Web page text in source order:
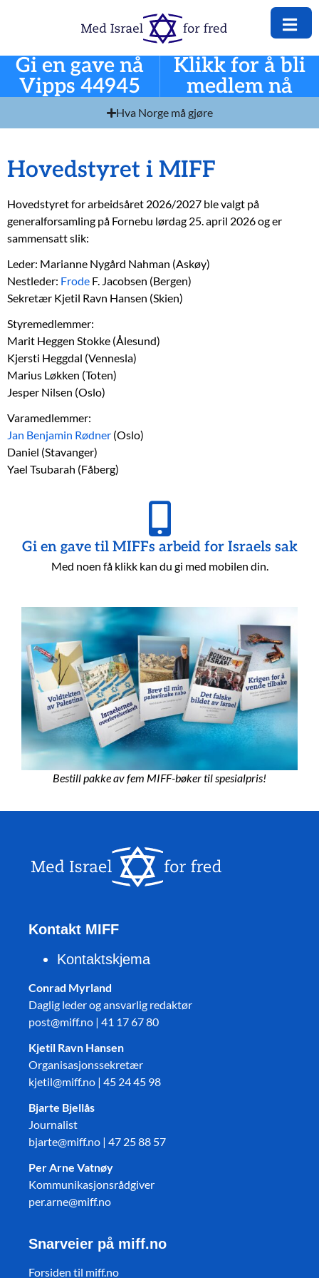
Gi en gave nå
Vipps 44945
Klikk for å bli
medlem nå
Hva Norge må gjøre
Hovedstyret i MIFF
Hovedstyret for arbeidsåret 2026/2027 ble valgt på
generalforsamling på Fornebu lørdag 25. april 2026 og er
sammensatt slik:
Leder: Marianne Nygård Nahman (Askøy)
Nestleder: Frode F. Jacobsen (Bergen)
Sekretær Kjetil Ravn Hansen (Skien)
Styremedlemmer:
Marit Heggen Stokke (Ålesund)
Kjersti Heggdal (Vennesla)
Marius Løkken (Toten)
Jesper Nilsen (Oslo)
Varamedlemmer:
Jan Benjamin Rødner (Oslo)
Daniel (Stavanger)
Yael Tsubarah (Fåberg)
Gi en gave til MIFFs arbeid for Israels sak
Med noen få klikk kan du gi med mobilen din.
Bestill pakke av fem MIFF-bøker til spesialpris!
Kontakt MIFF
Kontaktskjema
Conrad Myrland
Daglig leder og ansvarlig redaktør
post@miff.no | 41 17 67 80
Kjetil Ravn Hansen
Organisasjonssekretær
kjetil@miff.no | 45 24 45 98
Bjarte Bjellås
Journalist
bjarte@miff.no | 47 25 88 57
Per Arne Vatnøy
Kommunikasjonsrådgiver
per.arne@miff.no
Snarveier på miff.no
Forsiden til miff.no